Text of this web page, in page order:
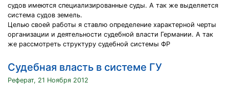
судов имеются специализированные суды. А так же выделяется
система судов земель.
Целью своей работы я ставлю определение характерной черты
организации и деятельности судебной власти Германии. А так
же рассмотреть структуру судебной системы ФР
Судебная власть в системе ГУ
Реферат, 21 Ноября 2012